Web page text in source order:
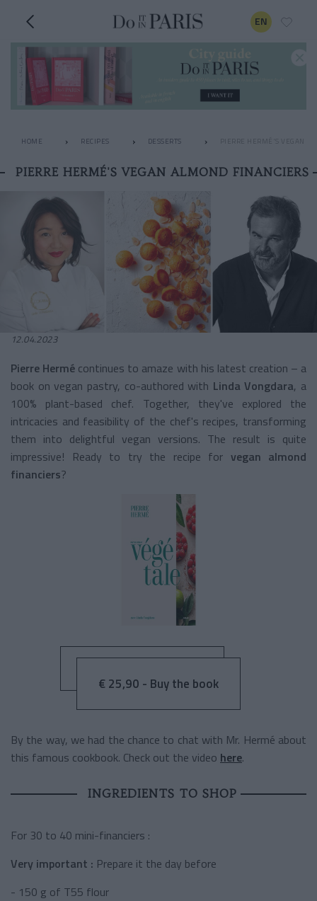
EN
HOME RECIPES DESSERTS
PIERRE HERMÉ'S VEGAN ALMOND FINANCIERS
12.04.2023
Pierre Hermé continues to amaze with his latest creation – a
book on vegan pastry, co-authored with Linda Vongdara, a
100% plant-based chef. Together, they've explored the
intricacies and feasibility of the chef's recipes, transforming
them into delightful vegan versions. The result is quite
impressive! Ready to try the recipe for vegan almond
financiers?
€ 25,90 - Buy the book
By the way, we had the chance to chat with Mr. Hermé about
this famous cookbook. Check out the video here.
INGREDIENTS TO SHOP
For 30 to 40 mini-financiers :
Very important : Prepare it the day before
- 150 g of T55 flour